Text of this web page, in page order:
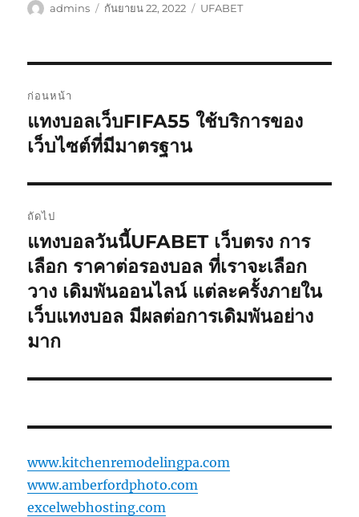
ผู้
admins
เขียน
กันยายน 22, 2022
หมวด
UFABET
นำทาง
เรื่อง
ก่อนหน้า
เรื่อง
ก่อน
แทงบอลเว็บFIFA55 ใช้บริการของ
เว็บไซต์ที่มีมาตรฐาน
ถัดไป
เรื่อง
ต่อ
ไป:
แทงบอลวันนี้UFABET เว็บตรง การ
เลือก ราคาต่อรองบอล ที่เราจะเลือก
วาง เดิมพันออนไลน์ แต่ละครั้งภายใน
เว็บแทงบอล มีผลต่อการเดิมพันอย่าง
มาก
www.kitchenremodelingpa.com
www.amberfordphoto.com
excelwebhosting.com